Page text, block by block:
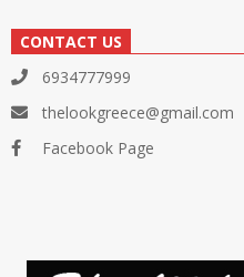
CONTACT US
6934777999
thelookgreece@gmail.com
Facebook Page